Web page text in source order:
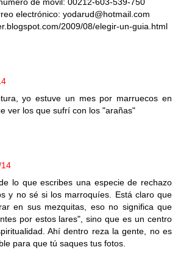
electrónico: yodarud@hotmail.com
2009/08/elegir-un-guia.html
yo estuve un mes por marruecos en
ver los que sufrí con los "arañas"
lo que escribes una especie de rechazo
y no sé si los marroquíes. Está claro que
en sus mezquitas, eso no significa que
por estos lares", sino que es un centro
Ahí dentro reza la gente, no es
para que tú saques tus fotos.